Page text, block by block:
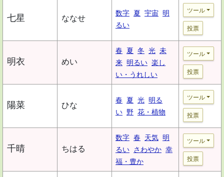
七星 ななせ
数字 夏 宇宙 明
るい
ツール
投票
明衣 めい
春 夏 冬 光 未
来 明るい 楽し
い・うれしい
ツール
投票
陽菜 ひな
春 夏 光 明る
い 野 花・植物
ツール
投票
千晴 ちはる
数字 春 天気 明
るい さわやか 幸
福・豊か
ツール
投票